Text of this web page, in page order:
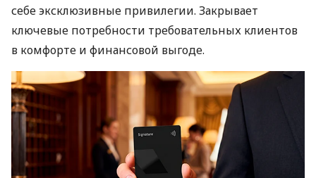
себе эксклюзивные привилегии. Закрывает
ключевые потребности требовательных клиентов
в комфорте и финансовой выгоде.